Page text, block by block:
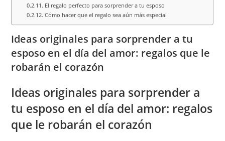
El regalo perfecto para sorprender a tu esposo
Cómo hacer que el regalo sea aún más especial
Ideas originales para sorprender a tu
esposo en el día del amor: regalos que le
robarán el corazón
Ideas originales para sorprender a
tu esposo en el día del amor: regalos
que le robarán el corazón